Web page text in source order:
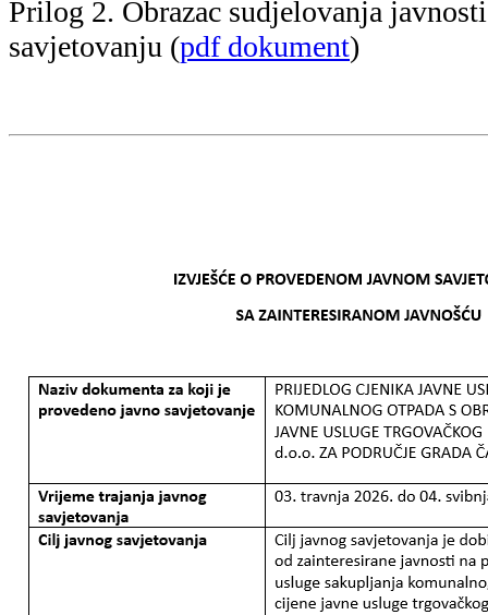
Prilog 2. Obrazac sudjelovanja
savjetovanju (pdf dokument)